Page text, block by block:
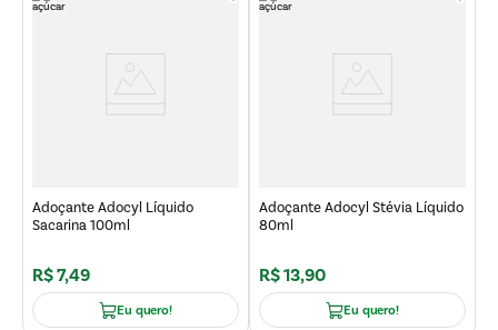
Adoçante Adocyl Líquido
Sacarina 100ml
R$7,49
Eu quero!
Adoçante Adocyl Stévia Líquido
80ml
R$13,90
Eu quero!